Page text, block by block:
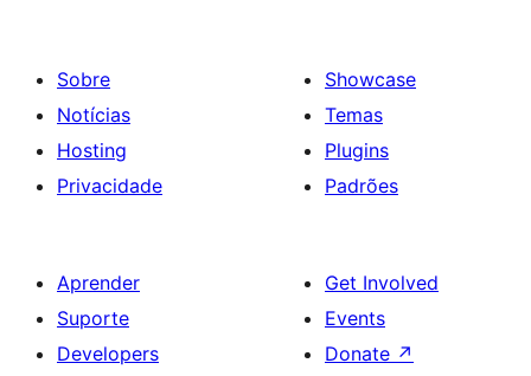
Sobre
Notícias
Hosting
Privacidade
Showcase
Temas
Plugins
Padrões
Aprender
Suporte
Developers
Get Involved
Events
Donate ↗